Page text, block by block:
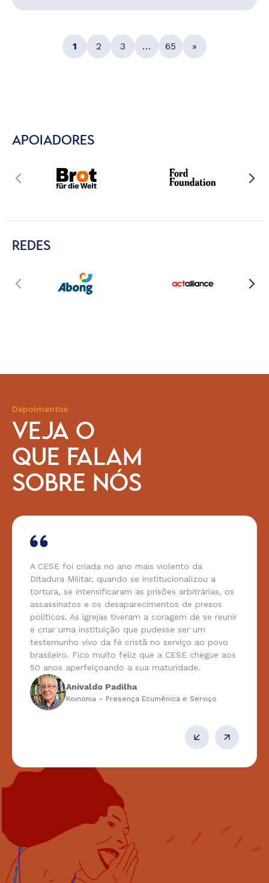
1 2 3 … 65 »
APOIADORES
REDES
Depoimentos
VEJA O
QUE FALAM
SOBRE NÓS
A CESE foi criada no ano mais violento da
Ditadura Militar, quando se institucionalizou a
tortura, se intensificaram as prisões arbitrárias, os
assassinatos e os desaparecimentos de presos
políticos. As igrejas tiveram a coragem de se reunir
e criar uma instituição que pudesse ser um
testemunho vivo da fé cristã no serviço ao povo
brasileiro. Fico muito feliz que a CESE chegue aos
50 anos aperfeiçoando a sua maturidade.
Anivaldo Padilha
Koinonia – Presença Ecumênica e Serviço